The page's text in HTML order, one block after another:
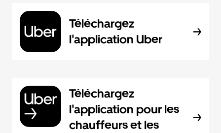
Téléchargez
l'application Uber
Téléchargez
l'application pour les
chauffeurs et les